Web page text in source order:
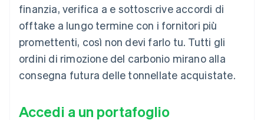
finanzia, verifica a e sottoscrive accordi di
offtake a lungo termine con i fornitori più
promettenti, così non devi farlo tu. Tutti gli
ordini di rimozione del carbonio mirano alla
consegna futura delle tonnellate acquistate.
Accedi a un portafoglio